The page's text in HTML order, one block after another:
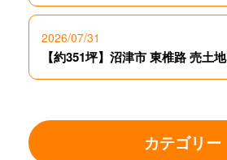
2026/07/31
【約351坪】沼津市 東椎路 売土地
カテゴリー